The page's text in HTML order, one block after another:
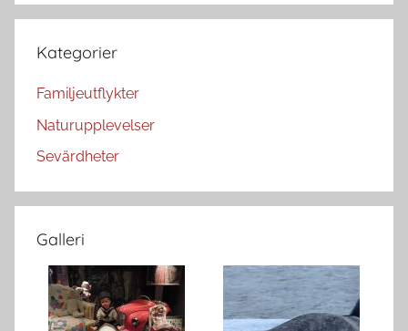
Kategorier
Familjeutflykter
Naturupplevelser
Sevärdheter
Galleri